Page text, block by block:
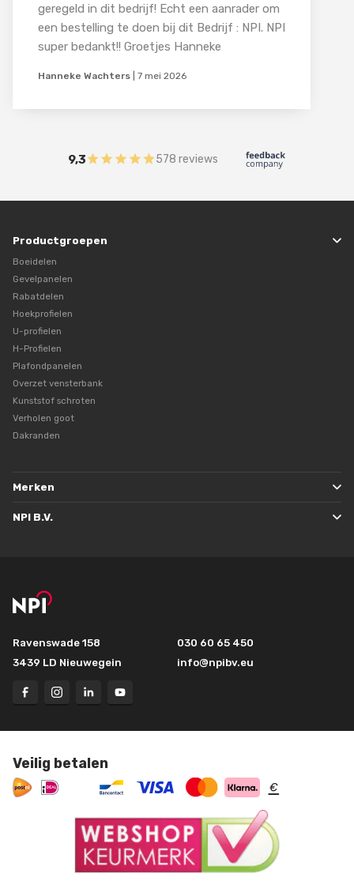
geregeld in dit bedrijf! Echt een aanrader om
een bestelling te doen bij dit Bedrijf : NPI. NPI
super bedankt!! Groetjes Hanneke
Hanneke Wachters 7 mei 2026
9,3 578 reviews
Productgroepen
Boeidelen
Gevelpanelen
Rabatdelen
Hoekprofielen
U-profielen
H-Profielen
Plafondpanelen
Overzet vensterbank
Kunststof schroten
Verholen goot
Dakranden
Merken
NPI B.V.
Ravenswade 158
030 60 65 450
3439 LD Nieuwegein
info@npibv.eu
Veilig betalen